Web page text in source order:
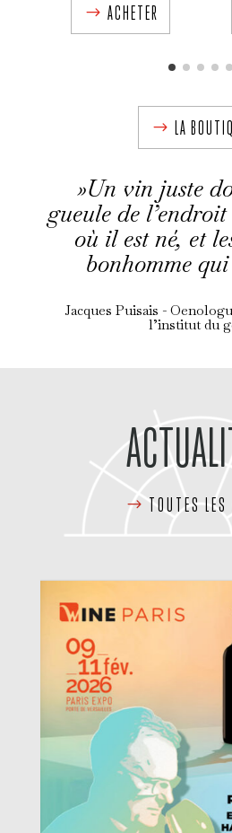
ACHETER
LA
»Un vin juste
gueule de l’endroit
où il est né, et
bonhomme
Jacques Puisais -
l’institut du
TOUTES LES
Evènements
VISITE